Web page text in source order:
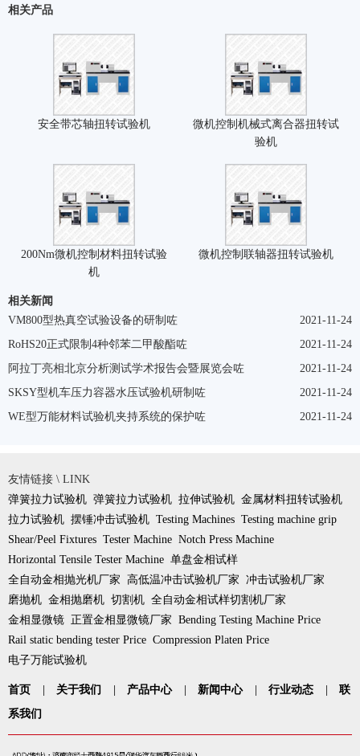
相关产品
安全带芯轴扭转试验机
微机控制机械式离合器扭转试
验机
200Nm微机控制材料扭转试验
机
微机控制联轴器扭转试验机
相关新闻
2021-11-24
VM800型热真空试验设备的研制咗
2021-11-24
RoHS20正式限制4种邻苯二甲酸酯咗
2021-11-24
阿拉丁亮相北京分析测试学术报告会暨展览会咗
2021-11-24
SKSY型机车压力容器水压试验机研制咗
2021-11-24
WE型万能材料试验机夹持系统的保护咗
友情链接 \ LINK
弹簧拉力试验机 弹簧拉力试验机 拉伸试验机 金属材料扭转试验机
拉力试验机 摆锤冲击试验机 Testing Machines Testing machine grip
Shear/Peel Fixtures Tester Machine Notch Press Machine
Horizontal Tensile Tester Machine 单盘金相试样
全自动金相抛光机厂家 高低温冲击试验机厂家 冲击试验机厂家
磨抛机 金相抛磨机 切割机 全自动金相试样切割机厂家
金相显微镜 正置金相显微镜厂家 Bending Testing Machine Price
Rail static bending tester Price Compression Platen Price
电子万能试验机
首页 关于我们 产品中心 新闻中心 行业动态
联
系我们